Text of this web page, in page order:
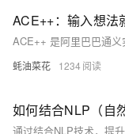
蚝油菜花 1234